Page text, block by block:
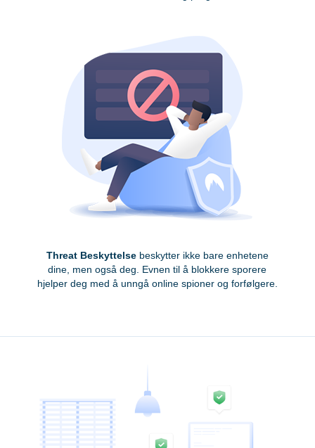
Threat Beskyttelsebeskytter ikke bare enhetene
dine, men også deg. Evnen til å blokkere sporere
hjelper deg med å unngå online spioner og forfølgere.